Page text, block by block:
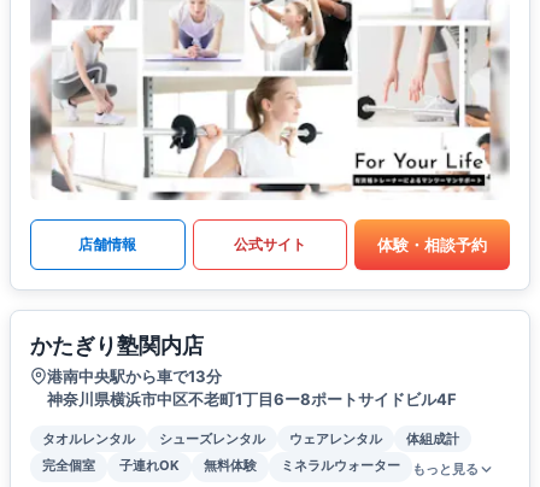
店舗情報 公式サイト 体験・相談予約
かたぎり塾関内店
港南中央駅から車で13分
神奈川県横浜市中区不老町1丁目6ー8ポートサイドビル4F
タオルレンタル シューズレンタル ウェアレンタル
体組成計
完全個室
子連れOK 無料体験 ミネラルウォーター もっと見る